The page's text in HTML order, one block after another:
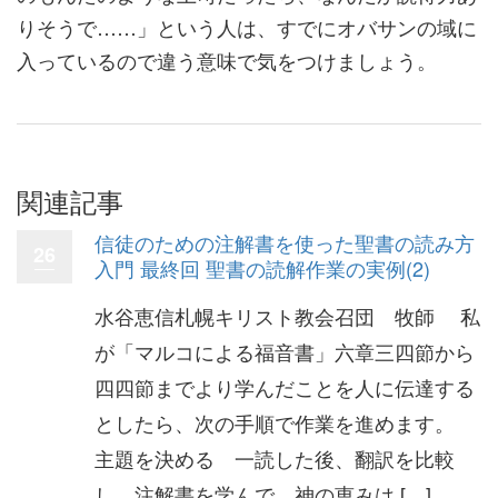
りそうで……」という人は、すでにオバサンの域に
入っているので違う意味で気をつけましょう。
関連記事
信徒のための注解書を使った聖書の読み方
入門 最終回 聖書の読解作業の実例(2)
水谷恵信札幌キリスト教会召団 牧師 私
が「マルコによる福音書」六章三四節から
四四節までより学んだことを人に伝達する
としたら、次の手順で作業を進めます。
主題を決める 一読した後、翻訳を比較